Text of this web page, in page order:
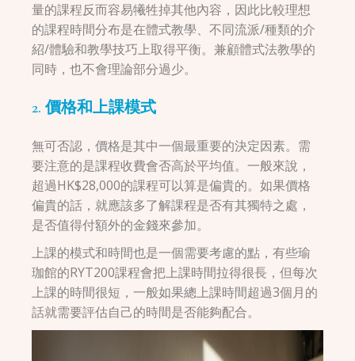
量的課程反而容易犧牲掉其他內容，因此比較理想
的課程時間分布是在體式教學、不同流派/種類的介
紹/體驗和教學技巧上取得平衡。兼顧體式法教學的
同時，也不會理論部分過少。
2. 價格和上課模式
無可否認，價格是其中一個最重要的決定因素。需
要注意的是課程收費會否高於平均值。一般來說，
超過HK$28,000的課程可以算是偏貴的。如果價格
偏貴的話，就應該多了解課程是否有其獨特之處，
是否值得付額外的金錢來參加。
上課的模式和時間也是一個需要考慮的點，有些瑜
珈館的RYT200課程會把上課時間拉得很長，但每次
上課的時間很短，一般如果總上課時間超過3個月的
話就需要評估自己的時間是否能夠配合。